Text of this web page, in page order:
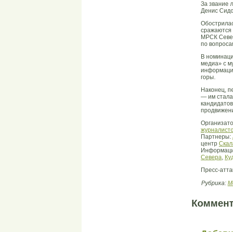
За звание
Денис
сражаются
МРСК
по
В
медиа» с
горы.
Наконец,
— им стала
Партнеры:
центр
Севера,
Пресс-
Рубрика: